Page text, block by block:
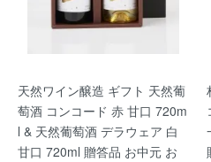
天然ワイン醸造 ギフト 天然葡
萄酒 コンコード 赤 甘口 720m
l & 天然葡萄酒 デラウェア 白
甘口 720ml 贈答品 お中元 お